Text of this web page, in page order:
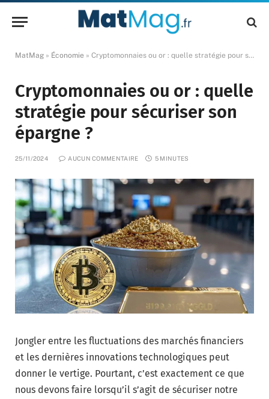
MatMag » Économie » Cryptomonnaies ou or : quelle stratégie pour sécuriser son épargne ?
Cryptomonnaies ou or : quelle
stratégie pour sécuriser son
épargne ?
25/11/2024 AUCUN COMMENTAIRE 5 MINUTES
Jongler entre les fluctuations des marchés financiers
et les dernières innovations technologiques peut
donner le vertige. Pourtant, c’est exactement ce que
nous devons faire lorsqu’il s’agit de sécuriser notre